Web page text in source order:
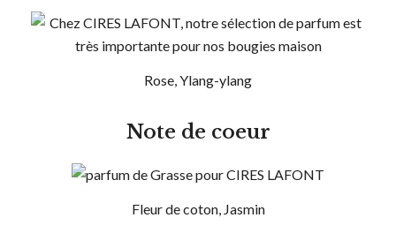
Rose, Ylang-ylang
Note de coeur
Fleur de coton, Jasmin